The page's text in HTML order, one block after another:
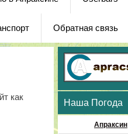
Обратная связь
как
Наша Погода
Апраксин